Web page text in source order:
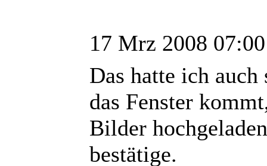
17 Mrz 2008 07:00
Das hatte ich
das Fenster
Bilder
bestätige.